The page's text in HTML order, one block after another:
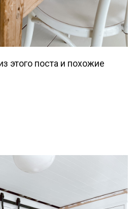
этого поста и похожие